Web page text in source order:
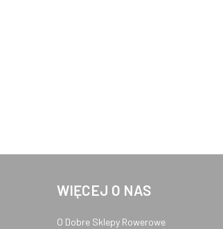
WIĘCEJ O NAS
O Dobre Sklepy Rowerowe